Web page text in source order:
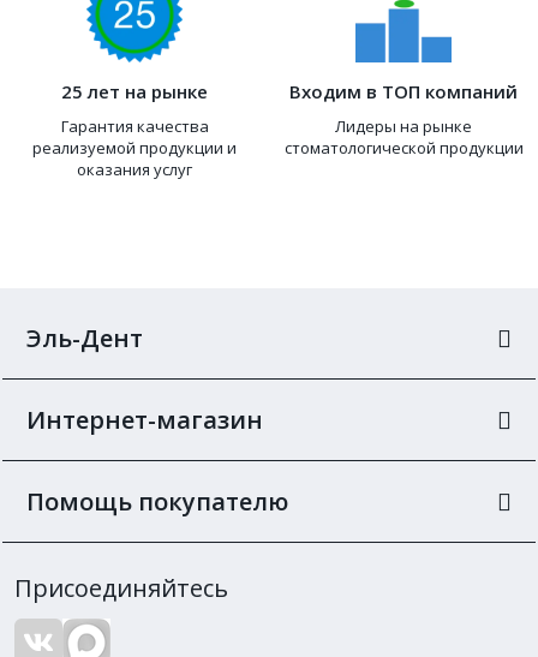
25 лет на рынке
Гарантия качества
реализуемой продукции и
оказания услуг
Входим в ТОП компаний
Лидеры на рынке
стоматологической продукции
Эль-Дент
Интернет-магазин
Помощь покупателю
Присоединяйтесь